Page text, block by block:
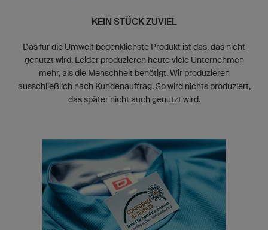
KEIN STÜCK ZUVIEL
Das für die Umwelt bedenklichste Produkt ist das, das nicht
genutzt wird. Leider produzieren heute viele Unternehmen
mehr, als die Menschheit benötigt. Wir produzieren
ausschließlich nach Kundenauftrag. So wird nichts produziert,
das später nicht auch genutzt wird.